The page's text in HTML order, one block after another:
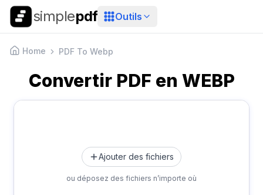
simplepdf Outils
Home PDF To Webp
Convertir PDF en WEBP
Ajouter des fichiers
ou déposez des fichiers n’importe où